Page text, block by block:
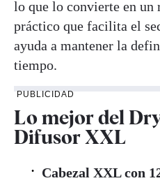
lo que lo convierte en un
práctico que facilita el
ayuda a mantener la
tiempo.
PUBLICIDAD
Lo mejor del
Difusor XXL
Cabezal XXL con